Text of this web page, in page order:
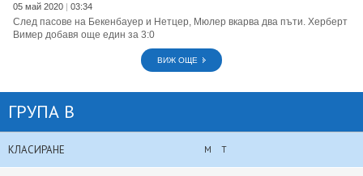
05 май 2020 | 03:34
След пасове на Бекенбауер и Нетцер, Мюлер вкарва два пъти. Херберт
Вимер добавя още един за 3:0
ВИЖ ОЩЕ
ГРУПА B
КЛАСИРАНЕ М Т